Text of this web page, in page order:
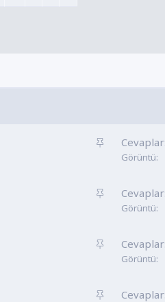
S
i
Cevaplar
Görüntü
S
i
Cevaplar
Görüntü
S
i
Cevaplar
Görüntü
S
Cevaplar